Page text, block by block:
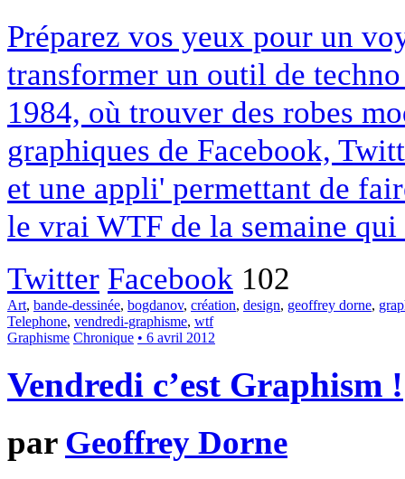
Préparez vos yeux pour un
transformer un outil de
1984, où trouver des robes
graphiques de Facebook,
et une appli' permettant de
le vrai WTF de la semaine
Twitter Facebook 102
Art, bande-dessinée, bogdanov, création, design, geoffrey dorne,
Telephone, vendredi-graphisme, wtf
Graphisme Chronique • 6 avril 2012
Vendredi c’est Graphism !
par Geoffrey Dorne